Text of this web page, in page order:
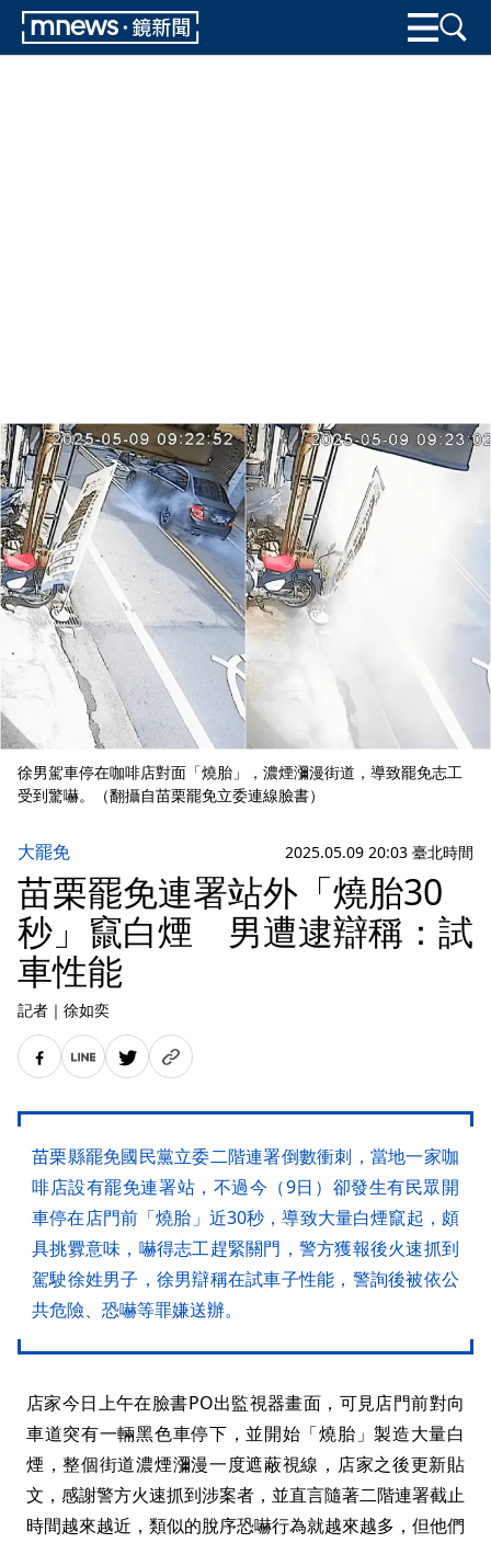
徐男駕車停在咖啡店對面「燒胎」，濃煙瀰漫街道，導致罷免志工
受到驚嚇。（翻攝自苗栗罷免立委連線臉書）
大罷免 2025.05.09 20:03 臺北時間
苗栗罷免連署站外「燒胎30
秒」竄白煙 男遭逮辯稱：試
車性能
記者 ｜ 徐如奕
苗栗縣罷免國民黨立委二階連署倒數衝刺，當地一家咖
啡店設有罷免連署站，不過今（9日）卻發生有民眾開
車停在店門前「燒胎」近30秒，導致大量白煙竄起，頗
具挑釁意味，嚇得志工趕緊關門，警方獲報後火速抓到
駕駛徐姓男子，徐男辯稱在試車子性能，警詢後被依公
共危險、恐嚇等罪嫌送辦。
店家今日上午在臉書PO出監視器畫面，可見店門前對向
車道突有一輛黑色車停下，並開始「燒胎」製造大量白
煙，整個街道濃煙瀰漫一度遮蔽視線，店家之後更新貼
文，感謝警方火速抓到涉案者，並直言隨著二階連署截止
時間越來越近，類似的脫序恐嚇行為就越來越多，但他們